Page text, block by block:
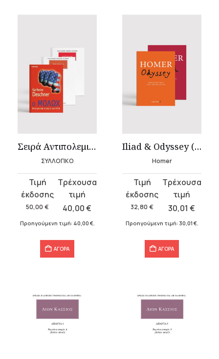
Σειρά Αντιπολεμικών βιβλίων (3 ΤΟΜΟΙ)
ΣΥΛΛΟΓΙΚΟ
50,00 €
Original
price
was:
50,00 €.
40,00€
τρέχουσα
τιμή
Προηγούμενη τιμή: 40,00 €.
ΑΓΟΡΑ
Iliad & Odyssey (2 volumes)
Homer
32,80 €
Original
price
was:
32,80 €.
30,01 €
τρέχουσα
τιμή
Προηγούμενη τιμή: 30,01 €.
ΑΓΟΡΑ